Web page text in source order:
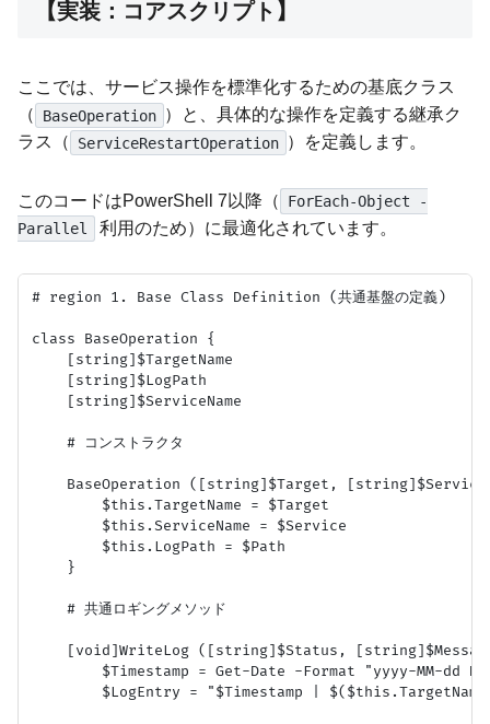
【実装：コアスクリプト】
ここでは、サービス操作を標準化するための基底クラス
（
BaseOperation ）と、具体的な操作を定義する継承ク
ラス（
ServiceRestartOperation ）を定義します。
このコードはPowerShell 7以降（
ForEach-Object -
Parallel
利用のため）に最適化されています。
# region 1. Base Class Definition (共通基盤の定義)
class BaseOperation {
    [string]$TargetName
    [string]$LogPath
    [string]$ServiceName
    # コンストラクタ
BaseOperation ([string]$Target,
        $this.TargetName = $Target
        $this.ServiceName = $Service
        $this.LogPath = $Path
    }
    # 共通ロギングメソッド
[void]WriteLog ([string]$Status,
$Timestamp = Get-Date -Format "yyyy-MM-dd
$LogEntry = "$Timestamp |